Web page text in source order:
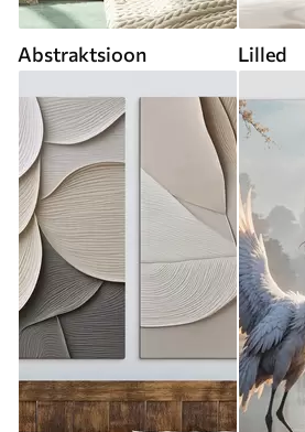
Abstraktsioon Lilled